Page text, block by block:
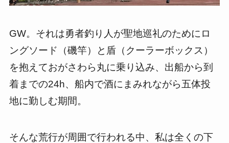
GW。それは勇者釣り人が聖地巡礼のためにロ
ングソード（磯竿）と盾（クーラーボックス）
を抱えておがさわら丸に乗り込み、出船から到
着までの24h、船内で酒にまみれながら五体投
地に勤しむ期間。
そんな荒行が周囲で行われる中、私は全くの下